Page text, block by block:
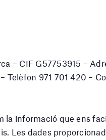
– CIF G57753915 –
Telèfon 971 701 420 –
la informació que ens
Les dades